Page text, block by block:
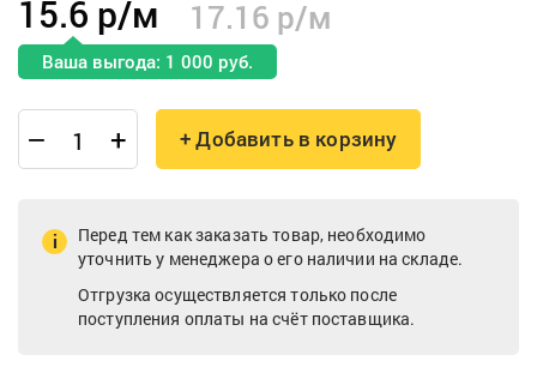
15.6 р/м 17.16 р/м
Ваша выгода: 1 000 руб.
– + + Добавить в корзину
Перед тем как заказать товар, необходимо
уточнить у менеджера о его наличии на складе.
Отгрузка осуществляется только после
поступления оплаты на счёт поставщика.